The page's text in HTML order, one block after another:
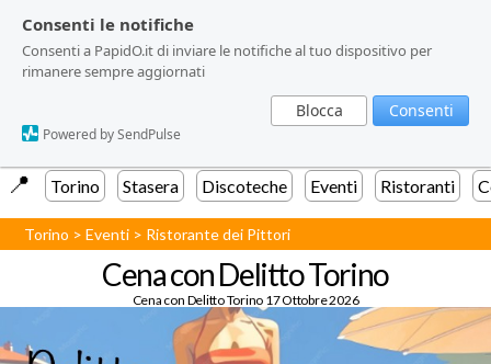
Consenti le notifiche
Consenti a PapidO.it di inviare le notifiche al tuo dispositivo per
rimanere sempre aggiornati
Blocca Consenti
Powered by SendPulse
Consenti le notifiche
Consenti a PapidO.it di inviare le notifiche al tuo dispositivo per
rimanere sempre aggiornati
Blocca Consenti
Powered by SendPulse
📍️ Torino Stasera Discoteche Eventi Ristoranti
Torino >Eventi > Ristorante dei Pittori
Cena con Delitto Torino
Cena con Delitto Torino 17 Ottobre 2026